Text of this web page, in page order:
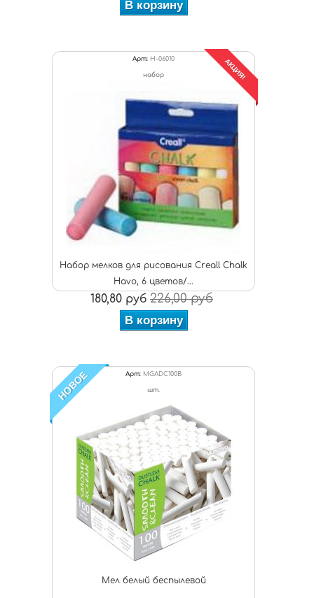
В корзину
Арт: H-06010
набор
Набор мелков для рисования Creall Chalk
Havo, 6 цветов/...
АКЦИЯ!
180,80 руб 226,00 руб
В корзину
Арт: MGADC100B
шт.
Мел белый беспылевой
НОВОЕ